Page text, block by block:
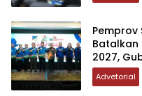
Pemprov
Batalkan
2027,
Tanpa
Advetorial